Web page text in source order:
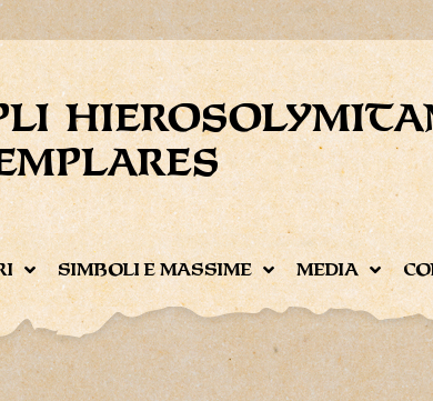
SIMBOLI E MASSIME MEDIA